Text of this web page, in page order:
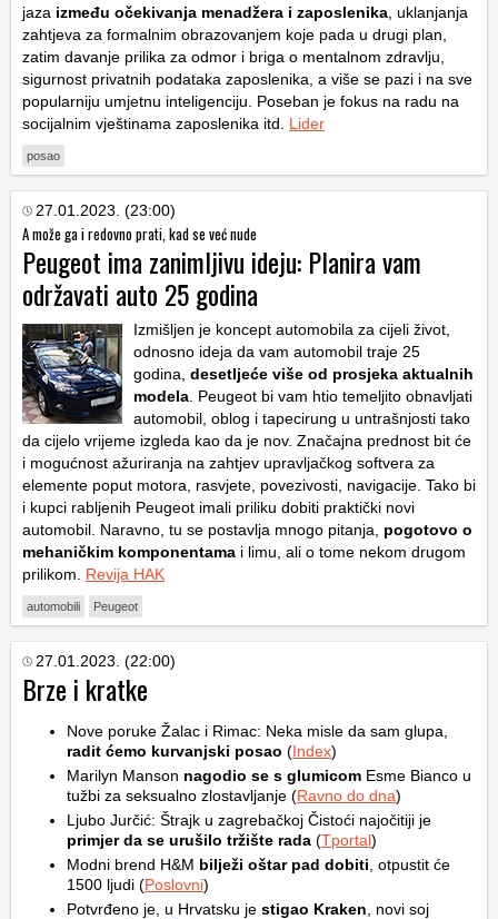
jaza između očekivanja menadžera i zaposlenika , uklanjanja
zahtjeva za formalnim obrazovanjem koje pada u drugi plan,
zatim davanje prilika za odmor i briga o mentalnom zdravlju,
sigurnost privatnih podataka zaposlenika, a više se pazi i na sve
popularniju umjetnu inteligenciju. Poseban je fokus na radu na
socijalnim vještinama zaposlenika itd. Lider
posao
27.01.2023. (23:00)
A može ga i redovno prati, kad se već nude
Peugeot ima zanimljivu ideju: Planira vam
održavati auto 25 godina
Izmišljen je koncept automobila za cijeli život,
odnosno ideja da vam automobil traje 25
godina, desetljeće više od prosjeka aktualnih
modela . Peugeot bi vam htio temeljito obnavljati
automobil, oblog i tapecirung u untrašnjosti tako
da cijelo vrijeme izgleda kao da je nov. Značajna prednost bit će
i mogućnost ažuriranja na zahtjev upravljačkog softvera za
elemente poput motora, rasvjete, povezivosti, navigacije. Tako bi
i kupci rabljenih Peugeot imali priliku dobiti praktički novi
automobil. Naravno, tu se postavlja mnogo pitanja, pogotovo o
mehaničkim komponentama i limu, ali o tome nekom drugom
prilikom. Revija HAK
automobili Peugeot
27.01.2023. (22:00)
Brze i kratke
Nove poruke Žalac i Rimac: Neka misle da sam glupa,
radit ćemo kurvanjski posao (Index)
Marilyn Manson nagodio se s glumicom Esme Bianco u
tužbi za seksualno zlostavljanje (Ravno do dna)
Ljubo Jurčić: Štrajk u zagrebačkoj Čistoći najočitiji je
primjer da se urušilo tržište rada (Tportal)
Modni brend H&M bilježi oštar pad dobiti , otpustit će
1500 ljudi (Poslovni)
Potvrđeno je, u Hrvatsku je stigao Kraken , novi soj